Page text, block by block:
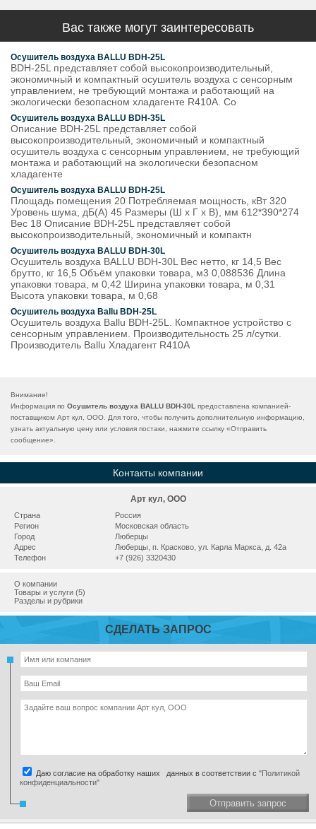
Вас также могут заинтересовать
Осушитель воздуха BALLU BDH-25L
BDH-25L представляет собой высокопроизводительный,
экономичный и компактный осушитель воздуха с сенсорным
управлением, не требующий монтажа и работающий на
экологически безопасном хладагенте R410A. Со
Осушитель воздуха BALLU BDH-35L
Описание BDH-25L представляет собой
высокопроизводительный, экономичный и компактный
осушитель воздуха с сенсорным управлением, не требующий
монтажа и работающий на экологически безопасном
хладагенте
Осушитель воздуха BALLU BDH-25L
Площадь помещения 20 Потребляемая мощность, кВт 320
Уровень шума, дБ(А) 45 Размеры (Ш х Г х В), мм 612*390*274
Вес 18 Описание BDH-25L представляет собой
высокопроизводительный, экономичный и компактн
Осушитель воздуха BALLU BDH-30L
Осушитель воздуха BALLU BDH-30L Вес нетто, кг 14,5 Вес
брутто, кг 16,5 Объём упаковки товара, м3 0,088536 Длина
упаковки товара, м 0,42 Ширина упаковки товара, м 0,31
Высота упаковки товара, м 0,68
Осушитель воздуха Ballu BDH-25L
Осушитель воздуха Ballu BDH-25L. Компактное устройство с
сенсорным управлением. Производительность 25 л/сутки.
Производитель Ballu Хладагент R410A
Внимание!
Информация по Осушитель воздуха BALLU BDH-30L предоставлена компанией-
поставщиком Арт кул, ООО. Для того, чтобы получить дополнительную информацию,
узнать актуальную цену или условия постаки, нажмите ссылку «Отправить
сообщение».
Контакты компании
Арт кул, ООО
Страна
Россия
Регион
Московская область
Город
Люберцы
Адрес
Люберцы, п. Красково, ул. Карла Маркса, д. 42а
Телефон
+7 (926) 3320430
О компании
Товары и услуги (5)
Разделы и рубрики
СДЕЛАТЬ ЗАПРОС
Даю согласие на обработку наших данных в соответствии с "Политикой
конфиденциальности"
Отправить запрос